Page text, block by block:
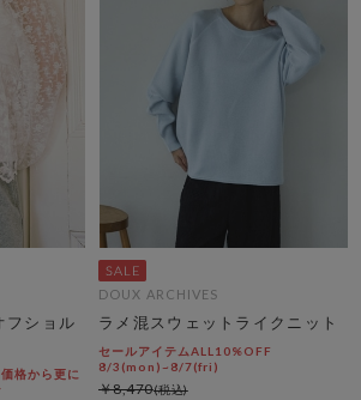
フショル
格から更に
DOUX ARCHIVES
ラメ混スウェットライクニット
セールアイテムALL10%OFF
8/3(mon)~8/7(fri)
￥8,470